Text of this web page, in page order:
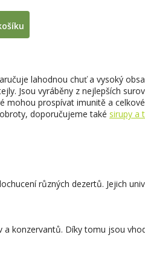
l
á
d
a
k
p
lahodnou chuť a vysoký
Jsou vyráběny z nejlepších
prospívat imunitě a
doporučujeme také sirupy a
různých dezertů. Jejich
konzervantů. Díky tomu jsou